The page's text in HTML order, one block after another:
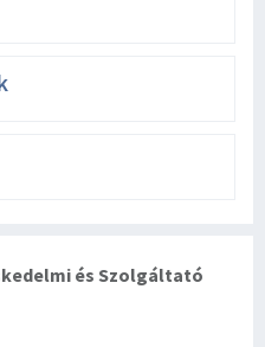
és Szolgáltató